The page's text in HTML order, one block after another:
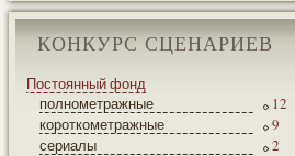
КОНКУРС СЦЕНАРИЕВ
Постоянный фонд
полнометражные
12
короткометражные
9
сериалы
2